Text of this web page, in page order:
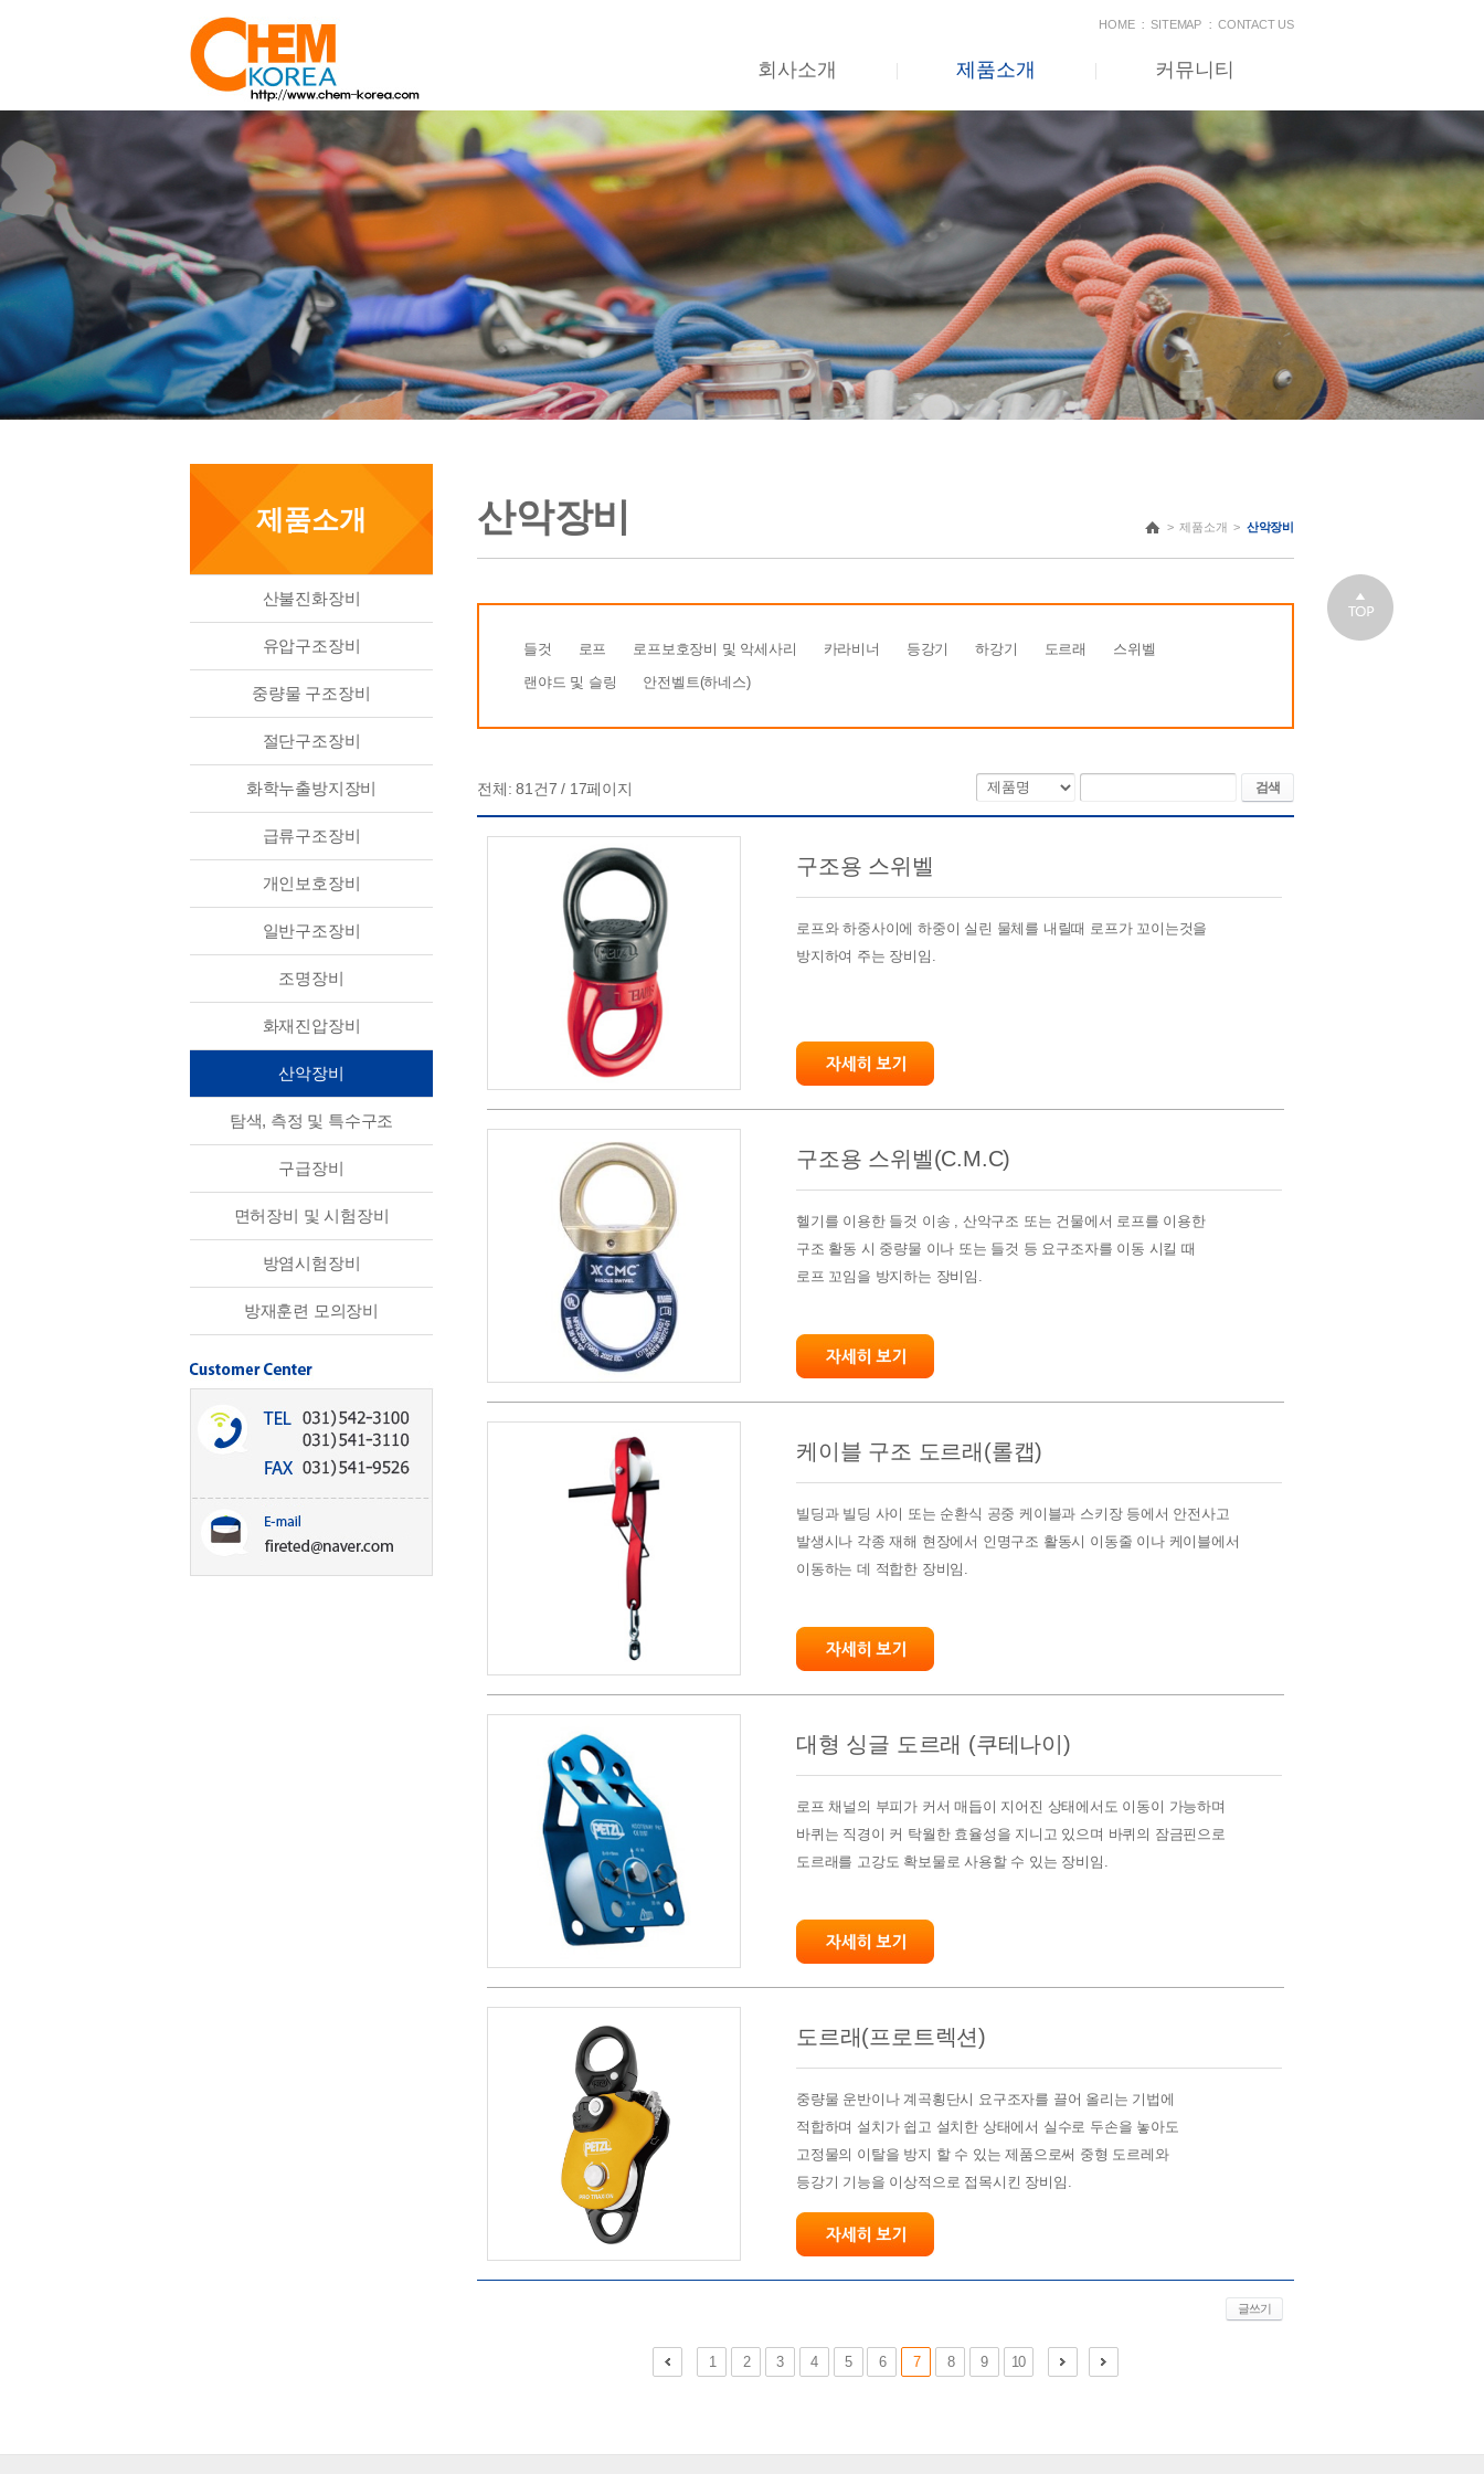
HOME SITEMAP CONTACT US
회사소개 제품소개 커뮤니티
제품소개
산불진화장비
유압구조장비
중량물 구조장비
절단구조장비
화학누출방지장비
급류구조장비
개인보호장비
일반구조장비
조명장비
화재진압장비
산악장비
탐색, 측정 및 특수구조
구급장비
면허장비 및 시험장비
방염시험장비
방재훈련 모의장비
산악장비 > 제품소개 > 산악장비
들것 로프 로프보호장비 및 악세사리 카라비너 등강기 하강기 도르래
스위벨
랜야드 및 슬링
안전벨트(하네스)
전체:81 건7 / 17페이지 검색
구조용 스위벨
로프와 하중사이에 하중이 실린 물체를 내릴때 로프가 꼬이는것을
방지하여 주는 장비임.
구조용 스위벨(C.M.C)
헬기를 이용한 들것 이송 , 산악구조 또는 건물에서 로프를 이용한
구조 활동 시 중량물 이나 또는 들것 등 요구조자를 이동 시킬 때
로프 꼬임을 방지하는 장비임.
케이블 구조 도르래(롤캡)
빌딩과 빌딩 사이 또는 순환식 공중 케이블과 스키장 등에서 안전사고
발생시나 각종 재해 현장에서 인명구조 활동시 이동줄 이나 케이블에서
이동하는 데 적합한 장비임.
대형 싱글 도르래 (쿠테나이)
로프 채널의 부피가 커서 매듭이 지어진 상태에서도 이동이 가능하며
바퀴는 직경이 커 탁월한 효율성을 지니고 있으며 바퀴의 잠금핀으로
도르래를 고강도 확보물로 사용할 수 있는 장비임.
도르래(프로트렉션)
중량물 운반이나 계곡횡단시 요구조자를 끌어 올리는 기법에
적합하며 설치가 쉽고 설치한 상태에서 실수로 두손을 놓아도
고정물의 이탈을 방지 할 수 있는 제품으로써 중형 도르레와
등강기 기능을 이상적으로 접목시킨 장비임.
글쓰기
1 2 3 4 5 6 7 8 9 10